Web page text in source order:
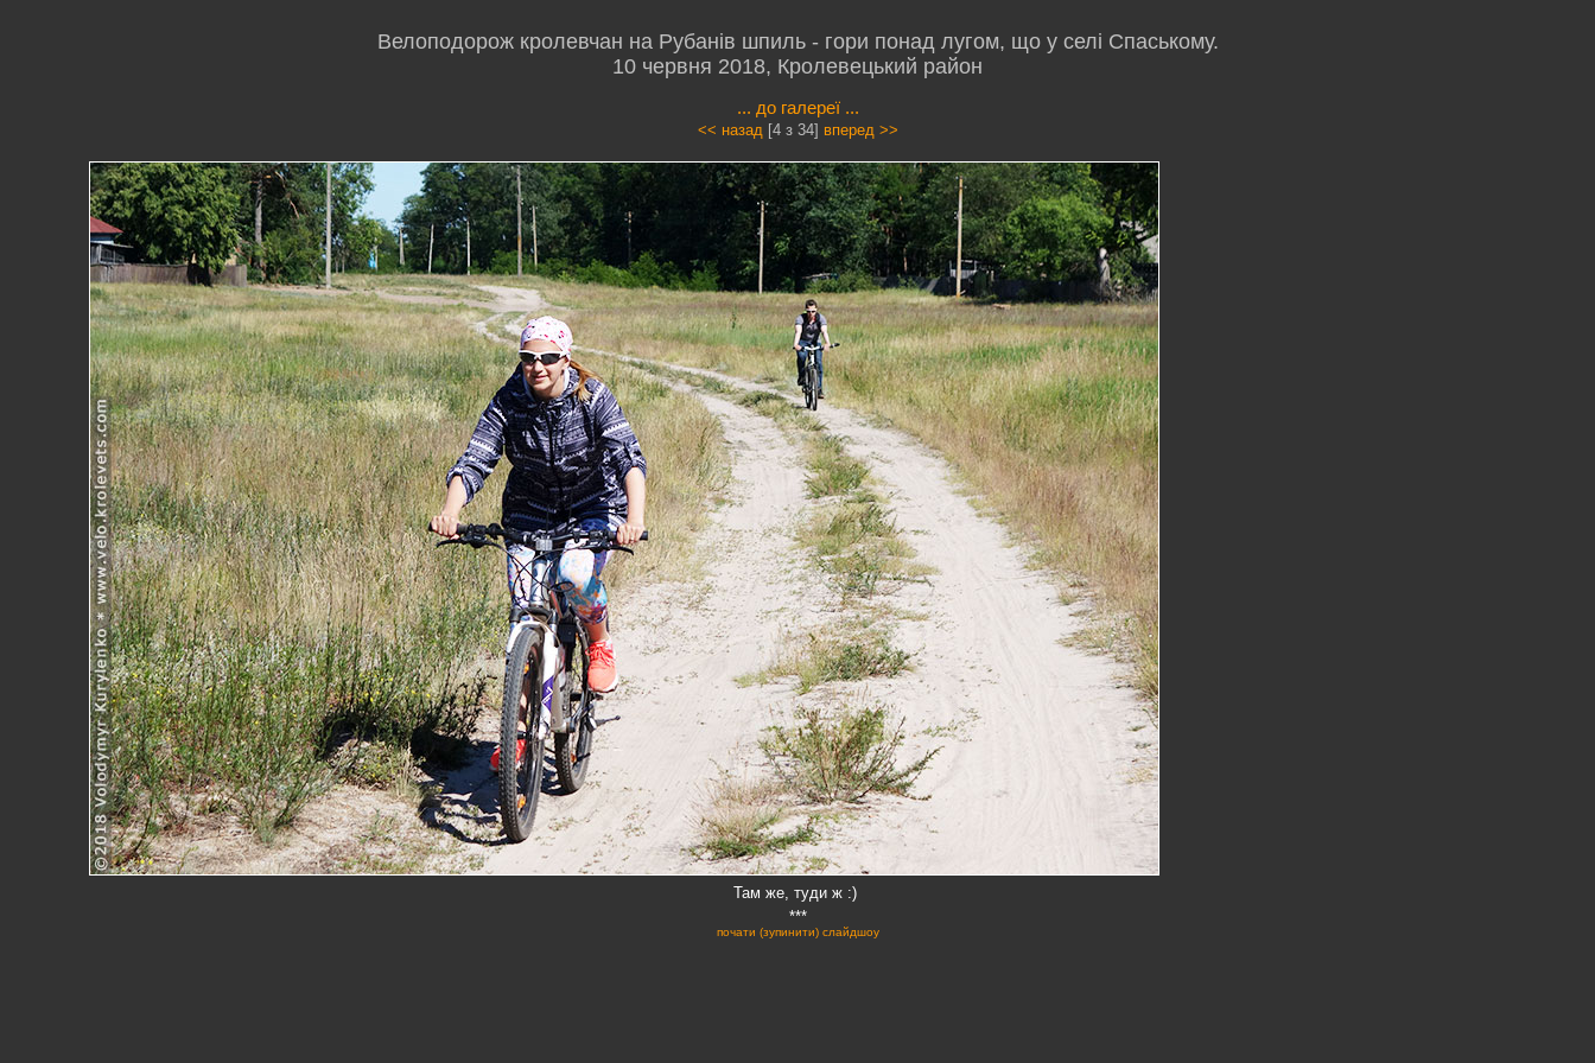
Велоподорож кролевчан на Рубанів шпиль - гори понад лугом, що у селі Спаському.
10 червня 2018, Кролевецький район
... до галереї ...
<< назад [4 з 34] вперед >>
Там же, туди ж :)
***
почати (зупинити) слайдшоу